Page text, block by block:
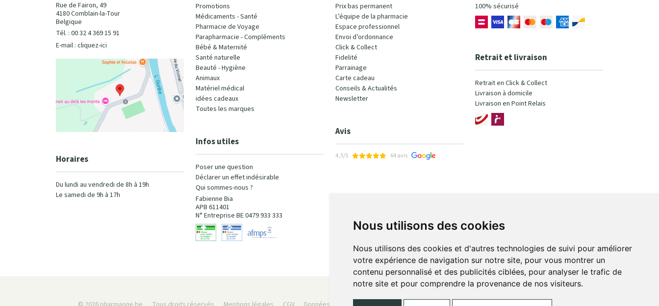
Nous utilisons des cookies
Nous utilisons des cookies et d'autres technologies de suivi pour améliorer
votre expérience de navigation sur notre site, pour vous montrer un
contenu personnalisé et des publicités ciblées, pour analyser le trafic de
notre site et pour comprendre la provenance de nos visiteurs.
Rue de Fairon, 49
4180 Comblain-la-Tour
Belgique
Tél. : 00 32 4 369 15 91
E-mail : cliquez-ici
Horaires
Du lundi au vendredi de 8h à 19h
Le samedi de 9h à 17h
Promotions
Médicaments - Santé
Pharmacie de Voyage
Parapharmacie - Compléments
Bébé & Maternité
Santé naturelle
Beauté - Hygiène
Animaux
Matériel médical
idées cadeaux
Toutes les marques
Infos utiles
Poser une question
Déclarer un effet indésirable
Qui sommes-nous ?
Fabienne Bia
APB 611401
N° Entreprise BE 0479 933 333
Prix bas permanent
L’équipe de la pharmacie
Espace professionnel
Envoi d’ordonnance
Click & Collect
Fidelité
Parrainage
Carte cadeau
Conseils & Actualités
Newsletter
Avis
4,5/5 64 avis
100% sécurisé
Retrait et livraison
Retrait en Click & Collect
Livraison à domicile
Livraison en Point Relais